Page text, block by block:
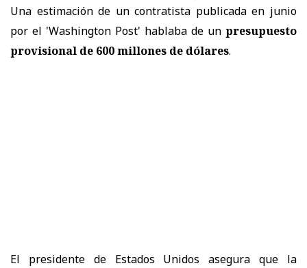
Una estimación de un contratista publicada en junio
por el 'Washington Post' hablaba de un presupuesto
provisional de 600 millones de dólares.
El presidente de Estados Unidos asegura que la